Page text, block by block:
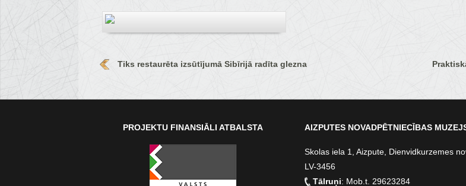
Tiks restaurēta izsūtījumā Sibīrijā radīta glezna
PROJEKTU FINANSIĀLI ATBALSTA AIZPUTES NOVADPĒTNIECĪBAS
Skolas iela 1, Aizpute, Dienvidkurzemes
LV-3456
Tālruņi: Mob.t. 29623284